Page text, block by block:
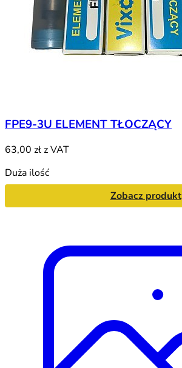
FPE9-3U ELEMENT TŁOCZĄCY
63,00 złz VAT
Duża ilość
Zobacz produkt